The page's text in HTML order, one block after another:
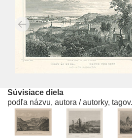
Súvisiace diela
podľa názvu, autora / autorky,